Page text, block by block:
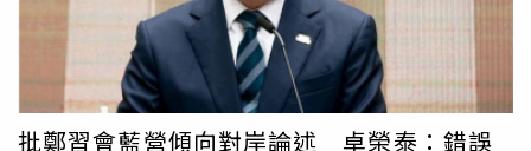
投機，連「路邊攤都在談股票」時，往往就是風險最高的時
刻。若股市在過度槓桿與瘋狂追價後出現崩跌，將導致大量
散戶資金套牢，信貸違約增加，消費信心崩潰，房市購屋動
能也陷入急凍狀態。一旦股市與房市同步轉弱，股房雙崩恐
引發金融體系連鎖震盪與風暴，政府最後勢必要出面收拾殘
安全宣導，消防隊強調，學齡兒童正值好奇心旺盛的階段，
但普遍缺乏對火源威脅的認知與逃生意識，家長若因工作需
求帶孩童進入辦公場域，應加強日常看護並嚴禁其接觸易燃
物。事實上，在大陸類似的兒童玩火
案例屢見不鮮，今年1
月貴州省貴陽市發生一起民宅火警，主因是一名8歲男童獨
批鄭習會藍營傾向對岸論述 卓榮泰：錯誤